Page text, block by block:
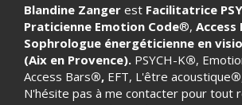
Blandine Zanger est Facilitatrice
Praticienne Emotion Code®, Access
Sophrologue énergéticienne en
(Aix en Provence). PSYCH-K®,
Access Bars®, EFT, L'être acoustique®
N'hésite pas à me contacter pour tout